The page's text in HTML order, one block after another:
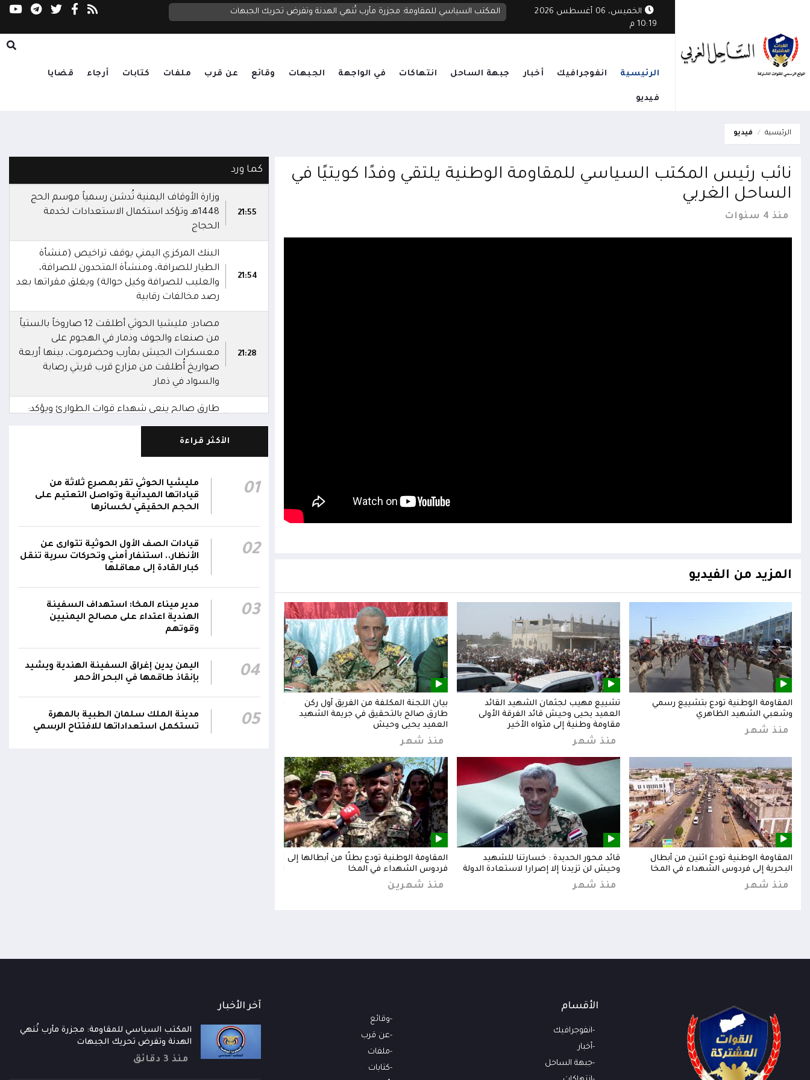
الخميس، 06 أغسطس 2026
10:19 م
داخل مخزن أسلحة حوثي يوقع عشرات الضحايا من الأطفال المجندين غرب صنعاء المكتب السياسي للمقاومة: مجزرة مأرب تُنهي الهدنة وتفرض تحريك الجبهات بيان التسويف المنسوب لوزارة الدفاع
الرئيسية انفوجرافيك أخبار جبهة الساحل انتهاكات في الواجهة الجبهات وقائع عن قرب ملفات كتابات أرجاء قضايا
فيديو
الرئيسية فيديو
نائب رئيس المكتب السياسي للمقاومة الوطنية يلتقي وفدًا كويتيًا في
الساحل الغربي
منذ 4 سنوات
المزيد من الفيديو
المقاومة الوطنية تودع بتشييع رسمي
وشعبي الشهيد الظاهري
منذ شهر
تشييع مهيب لجثمان الشهيد القائد
العميد يحيى وحيش قائد الفرقة الأولى
مقاومة وطنية إلى مثواه الأخير
منذ شهر
بيان اللجنة المكلفة من الفريق أول ركن
طارق صالح بالتحقيق في جريمة الشهيد
العميد يحيى وحيش
منذ شهر
المقاومة الوطنية تودع اثنين من أبطال
البحرية إلى فردوس الشهداء في المخا
منذ شهر
قائد محور الحديدة : خسارتنا للشهيد
وحيش لن تزيدنا إلا إصرارا لاستعادة الدولة
منذ شهر
المقاومة الوطنية تودع بطلًا من أبطالها إلى
فردوس الشهداء في المخا
منذ شهرين
وشعبي الشهيد الظاهري
العميد يحيى وحيش قائد
مقاومة وطنية إلى مثواه الأخير
كما ورد
21:55
وزارة الأوقاف اليمنية تُدشن رسمياً موسم الحج
1448هـ وتؤكد استكمال الاستعدادات لخدمة
الحجاج
21:54
البنك المركزي اليمني يوقف تراخيص (منشأة
الطيار للصرافة، ومنشأة المتحدون للصرافة،
والعليب للصرافة وكيل حوالة) ويغلق مقراتها بعد
رصد مخالفات رقابية
21:28
مصادر: مليشيا الحوثي أطلقت 12 صاروخاً بالستياً
من صنعاء والجوف وذمار في الهجوم على
معسكرات الجيش بمأرب وحضرموت، بينها أربعة
صواريخ أُطلقت من مزارع قرب قريتي رصابة
والسواد في ذمار
20:22
طارق صالح ينعى شهداء قوات الطوارئ ويؤكد:
دماؤهم لن تذهب هدراً ومليشيا الحوثي ستنال
جزاءها
20:18
شهداء قوات الطوارئ اليمنية الذين ارتقوا إثر
العدوان الحوثي الغادر
حضرموت ومأرب دليل جديد على إرهاب المليشيا
وتعازينا لأسر الجنود اليمنيين
مأرب وحضرموت
13:28
شهداء وجرحى في هجوم بمُسيرات حوثية
استهدف معسكرين لقوات الطوارئ في منطقة
الرويك بصحراء حضرموت
الأكثر قراءة
01
مليشيا الحوثي تقر بمصرع ثلاثة من
قياداتها الميدانية وتواصل التعتيم على
الحجم الحقيقي لخسائرها
02
قيادات الصف الأول الحوثية تتوارى عن
الأنظار.. استنفار أمني وتحركات سرية تنقل
كبار القادة إلى معاقلها
03
مدير ميناء المخا: استهداف السفينة
الهندية اعتداء على مصالح اليمنيين
وقوتهم
04
اليمن يدين إغراق السفينة الهندية ويشيد
بإنقاذ طاقمها في البحر الأحمر
05
مدينة الملك سلمان الطبية بالمهرة
تستكمل استعداداتها للافتتاح الرسمي
الأقسام
انفوجرافيك
أخبار
جبهة الساحل
وقائع
عن قرب
ملفات
كتابات
آخر الأخبار
المكتب السياسي للمقاومة: مجزرة مأرب تُنهي
الهدنة وتفرض تحريك الجبهات
منذ 3 دقائق